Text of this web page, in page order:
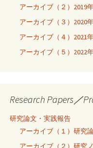
アーカイブ（２）2019
アーカイブ（３）2020
アーカイブ（４）2021
アーカイブ（５）2022
Research Papers／
研究論文・実践報告
アーカイブ（１）研究
アーカイブ（２）研究